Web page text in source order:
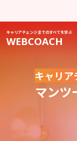
キャリアチェンジまでのすべてを学ぶ
WEBCOACH
キャリ
マンツ